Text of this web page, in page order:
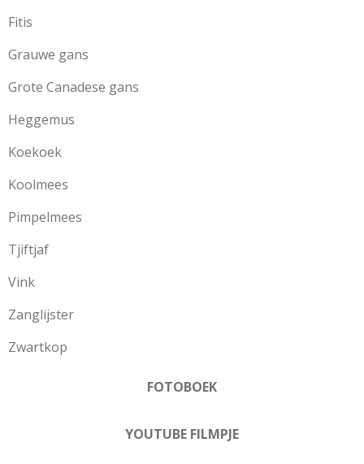
Fitis
Grauwe gans
Grote Canadese gans
Heggemus
Koekoek
Koolmees
Pimpelmees
Tjiftjaf
Vink
Zanglijster
Zwartkop
FOTOBOEK
YOUTUBE FILMPJE